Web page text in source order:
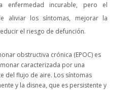
enfermedad incurable, pero el
aliviar los síntomas, mejorar la
el riesgo de defunción.
obstructiva crónica (EPOC) es
caracterizada por una
del flujo de aire. Los síntomas
y la disnea, que es persistente y